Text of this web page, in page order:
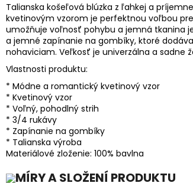
Talianska košeľová blúzka z ľahkej a
kvetinovým vzorom je perfektnou voľbou
umožňuje voľnosť pohybu a jemná tkanina
a jemné zapínanie na gombíky, ktoré
nohaviciam. Veľkosť je univerzálna a sadne
Vlastnosti produktu:
* Módne a romantický kvetinový vzor
* Kvetinový vzor
* Voľný, pohodlný strih
* 3/4 ​​rukávy
* Zapínanie na gombíky
* Talianska výroba
Materiálové zloženie: 100% bavlna
MÍRY A SLOŽENÍ PRODUKTU